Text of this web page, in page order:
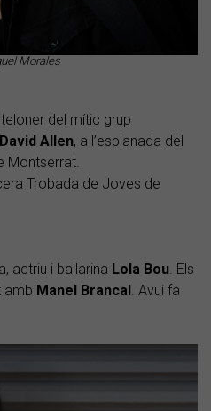
Morales
del mític grup
David Allen, a l’esplanada del
Montserrat.
Trobada de Joves de
actriu i ballarina Lola Bou. Els
amb Manel Brancal. Avui fa